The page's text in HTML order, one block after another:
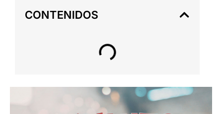
CONTENIDOS